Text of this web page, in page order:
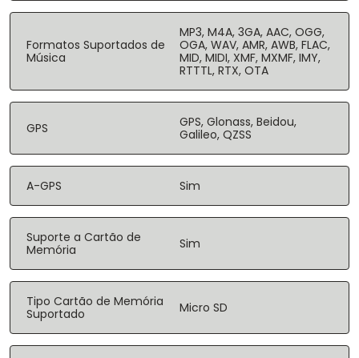
Formatos Suportados de
Música
MP3, M4A, 3GA, AAC, OGG,
OGA, WAV, AMR, AWB, FLAC,
MID, MIDI, XMF, MXMF, IMY,
RTTTL, RTX, OTA
GPS
GPS, Glonass, Beidou,
Galileo, QZSS
A-GPS Sim
Suporte a Cartão de
Memória
Sim
Tipo Cartão de Memória
Suportado
Micro SD